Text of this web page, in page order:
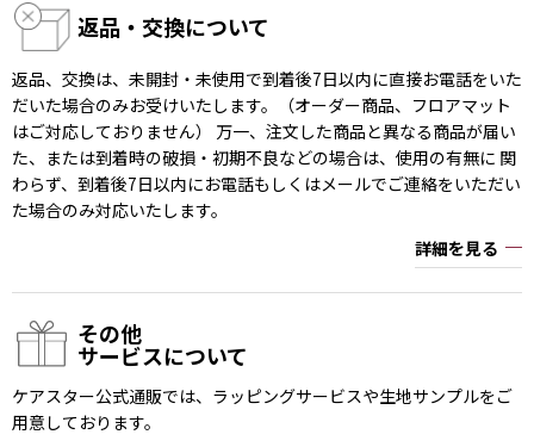
返品・交換について
返品、交換は、未開封・未使用で到着後7日以内に直接お電話をいた
だいた場合のみお受けいたします。（オーダー商品、フロアマット
はご対応しておりません） 万一、注文した商品と異なる商品が届い
た、または到着時の破損・初期不良などの場合は、使用の有無に 関
わらず、到着後7日以内にお電話もしくはメールでご連絡をいただい
た場合のみ対応いたします。
詳細を見る
その他
サービスについて
ケアスター公式通販では、ラッピングサービスや生地サンプルをご
用意しております。